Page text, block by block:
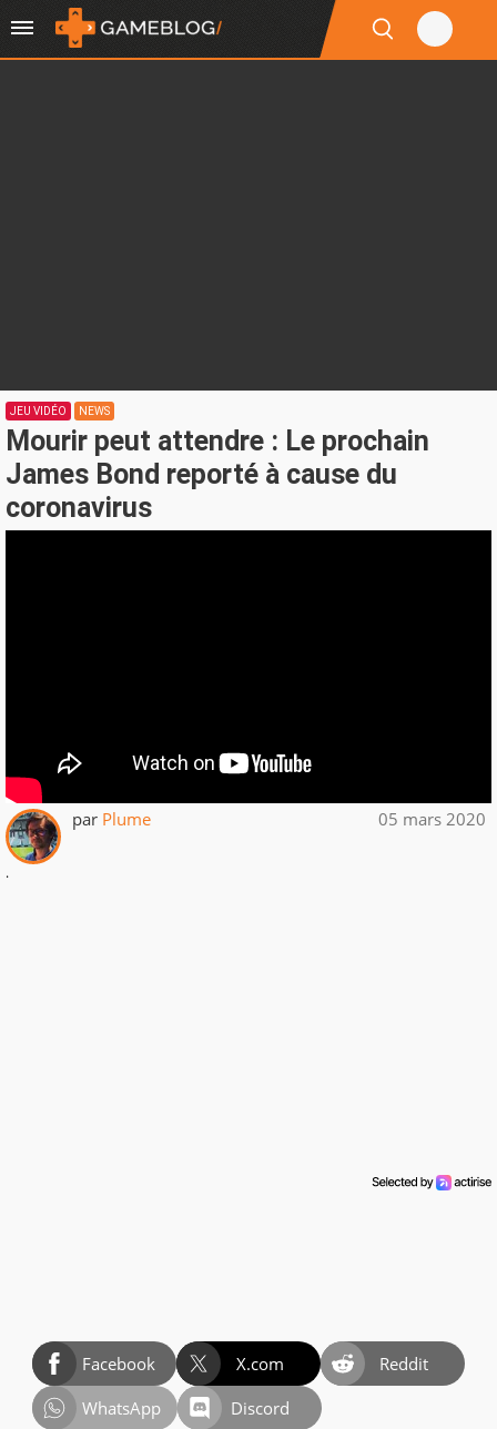
JEU VIDÉO NEWS
Mourir peut attendre : Le prochain
James Bond reporté à cause du
coronavirus
par Plume 05 mars 2020
.
Facebook X.com
Reddit
WhatsApp
Discord